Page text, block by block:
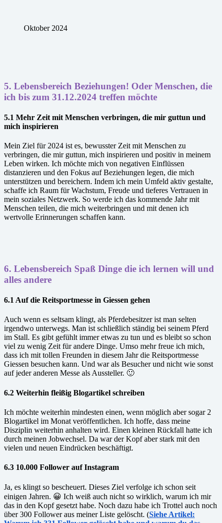
Oktober 2024
5. Lebensbereich Beziehungen! Oder Menschen, die
ich bis zum 31.12.2024 treffen möchte
5.1 Mehr Zeit mit Menschen verbringen, die mir guttun und
mich inspirieren
Mein Ziel für 2024 ist es, bewusster Zeit mit Menschen zu
verbringen, die mir guttun, mich inspirieren und positiv in meinem
Leben wirken. Ich möchte mich von negativen Einflüssen
distanzieren und den Fokus auf Beziehungen legen, die mich
unterstützen und bereichern. Indem ich mein Umfeld aktiv gestalte,
schaffe ich Raum für Wachstum, Freude und tieferes Vertrauen in
mein soziales Netzwerk. So werde ich das kommende Jahr mit
Menschen teilen, die mich weiterbringen und mit denen ich
wertvolle Erinnerungen schaffen kann.
6. Lebensbereich Spaß Dinge die ich lernen will und
alles andere
6.1 Auf die Reitsportmesse in Giessen gehen
Auch wenn es seltsam klingt, als Pferdebesitzer ist man selten
irgendwo unterwegs. Man ist schließlich ständig bei seinem Pferd
im Stall. Es gibt gefühlt immer etwas zu tun und es bleibt so schon
viel zu wenig Zeit für andere Dinge. Umso mehr freue ich mich,
dass ich mit tollen Freunden in diesem Jahr die Reitsportmesse
Giessen besuchen kann. Und war als Besucher und nicht wie sonst
auf jeder anderen Messe als Aussteller. 🙂
6.2 Weiterhin fleißig Blogartikel schreiben
Ich möchte weiterhin mindesten einen, wenn möglich aber sogar 2
Blogartikel im Monat veröffentlichen. Ich hoffe, dass meine
Disziplin weiterhin anhalten wird. Einen kleinen Rückfall hatte ich
durch meinen Jobwechsel. Da war der Kopf aber stark mit den
vielen und neuen Eindrücken beschäftigt.
6.3 10.000 Follower auf Instagram
Ja, es klingt so bescheuert. Dieses Ziel verfolge ich schon seit
einigen Jahren. 😀 Ich weiß auch nicht so wirklich, warum ich mir
das in den Kopf gesetzt habe. Noch dazu habe ich Trottel auch noch
über 300 Follower aus meiner Liste gelöscht. (Siehe Artikel: